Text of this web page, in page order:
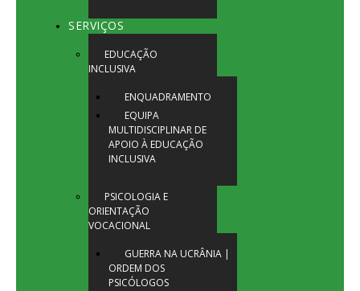
SERVIÇOS
EDUCAÇÃO
INCLUSIVA
ENQUADRAMENTO
EQUIPA
MULTIDISCIPLINAR DE
APOIO À EDUCAÇÃO
INCLUSIVA
PSICOLOGIA E
ORIENTAÇÃO
VOCACIONAL
GUERRA NA UCRÂNIA |
ORDEM DOS
PSICÓLOGOS